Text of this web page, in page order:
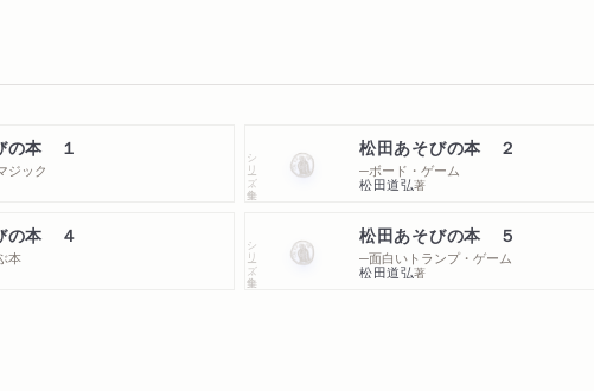
の本 １
ジック シリーズ・全集 松田あそびの本 ２
─ボード・ゲーム
松田道弘著
の本 ４
本 シリーズ・全集 松田あそびの本 ５
─面白いトランプ・ゲーム
松田道弘著